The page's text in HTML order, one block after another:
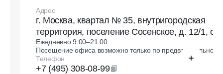
Адрес
г. Москва, квартал № 35, внутригородская
территория, поселение Сосенское, д. 12/1,
Ежедневно 9:00–21:00
Посещение офиса возможно только по предварительной
Телефон
+7 (495) 308-08-99